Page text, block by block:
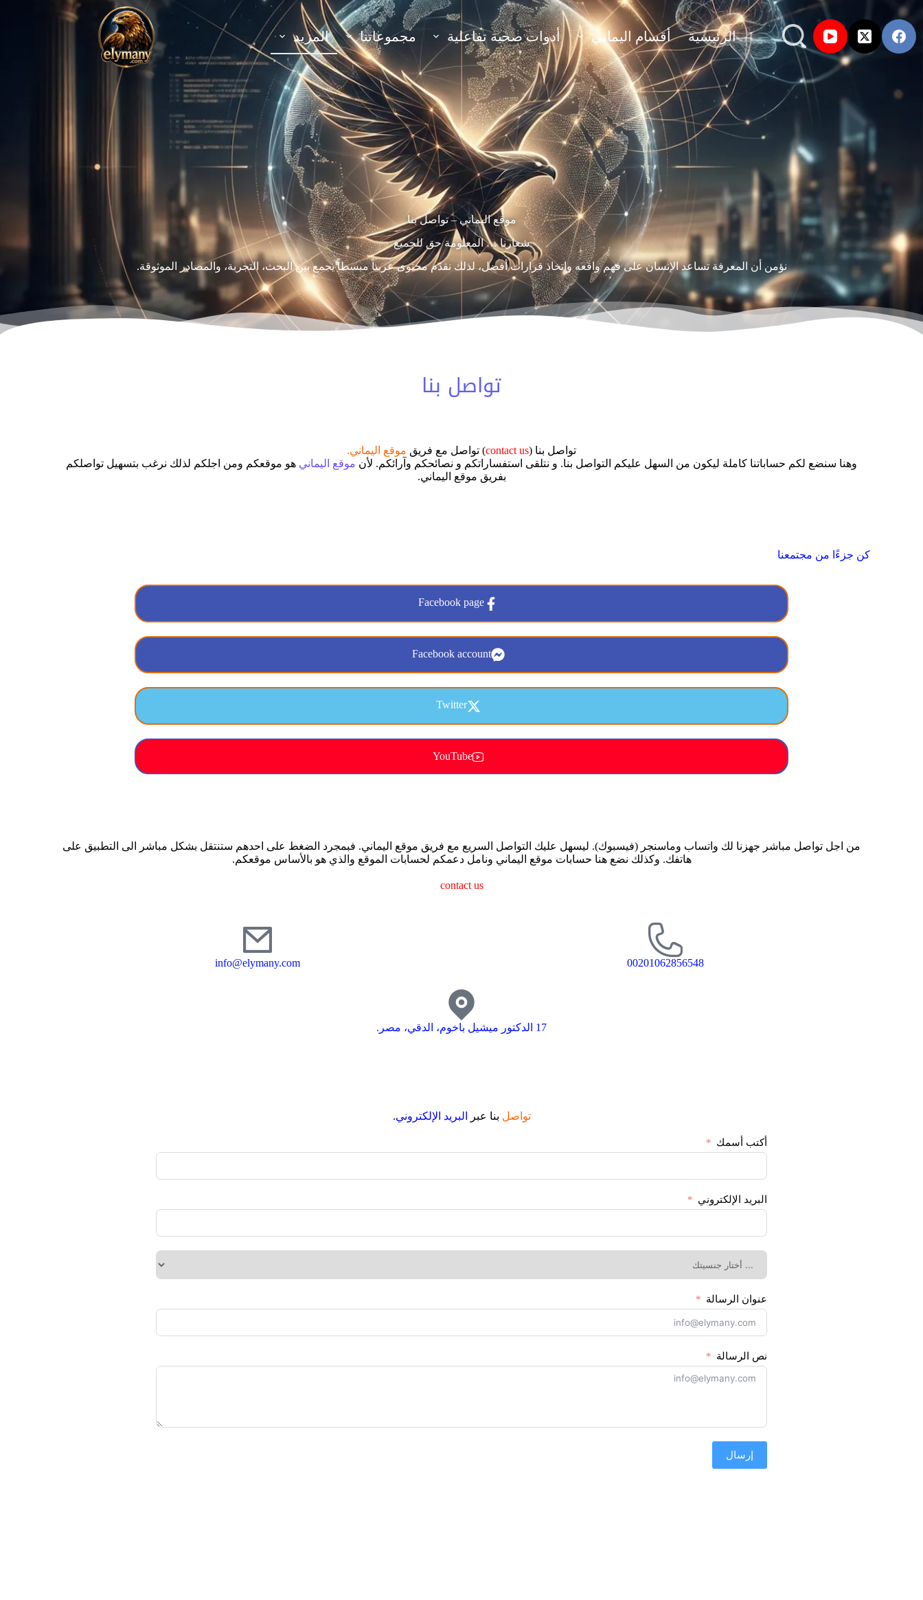
الرئيسية أقسام اليماني أدوات صحية تفاعلية مجموعاتنا المزيد
موقع اليماني – تواصل بنا
شعارنا … المعلومة حق للجميع
نؤمن أن المعرفة تساعد الإنسان على فهم واقعه واتخاذ قرارات أفضل، لذلك نقدّم محتوى عربياً مبسطاً يجمع بين البحث، التجربة، والمصادر الموثوقة.
تواصل بنا
تواصل بنا (contact us) تواصل مع فريق موقع اليماني.
وهنا سنضع لكم حساباتنا كاملة ليكون من السهل عليكم التواصل بنا. و نتلقى استفساراتكم و نصائحكم وآرائكم. لأن موقع اليماني هو موقعكم ومن اجلكم لذلك نرغب بتسهيل تواصلكم
بفريق موقع اليماني.
كن جزءًا من مجتمعنا
Facebook page
Facebook account
Twitter
YouTube
من اجل تواصل مباشر جهزنا لك واتساب وماسنجر (فيسبوك). ليسهل عليك التواصل السريع مع فريق موقع اليماني. فبمجرد الضغط على احدهم ستنتقل بشكل مباشر الى التطبيق على
هاتفك. وكذلك نضع هنا حسابات موقع اليماني ونامل دعمكم لحسابات الموقع والذي هو بالأساس موقعكم.
contact us
00201062856548
info@elymany.com
17 الدكتور ميشيل باخوم، الدقي، مصر.
تواصل بنا عبر البريد الإلكتروني.
أكتب أسمك
البريد الإلكتروني
عنوان الرسالة
نص الرسالة
إرسال